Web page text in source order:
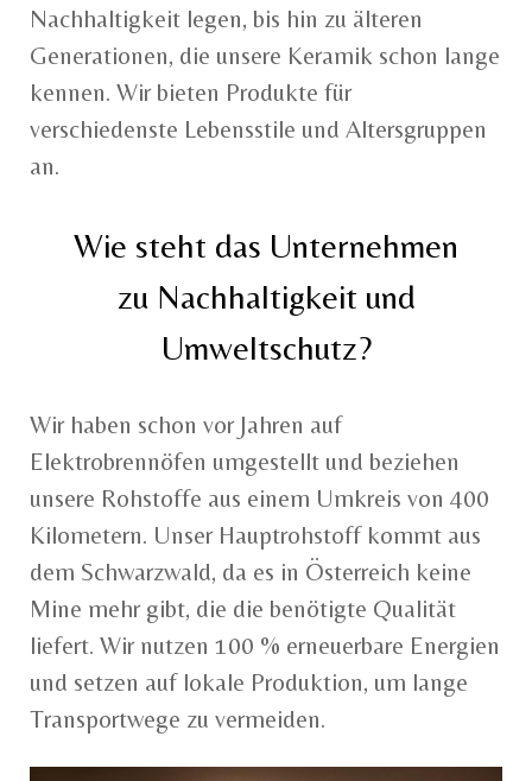
Nachhaltigkeit legen, bis hin zu älteren
Generationen, die unsere Keramik schon lange
kennen. Wir bieten Produkte für
verschiedenste Lebensstile und Altersgruppen
an.
Wie steht das Unternehmen
zu Nachhaltigkeit und
Umweltschutz?
Wir haben schon vor Jahren auf
Elektrobrennöfen umgestellt und beziehen
unsere Rohstoffe aus einem Umkreis von 400
Kilometern. Unser Hauptrohstoff kommt aus
dem Schwarzwald, da es in Österreich keine
Mine mehr gibt, die die benötigte Qualität
liefert. Wir nutzen 100 % erneuerbare Energien
und setzen auf lokale Produktion, um lange
Transportwege zu vermeiden.